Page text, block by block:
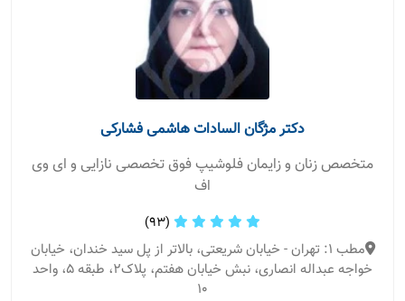
دکتر مژگان السادات هاشمی فشارکی
متخصص زنان و زایمان فلوشیپ فوق تخصصی نازایی و ای وی
اف
(93)
مطب 1: تهران - خیابان شریعتی، بالاتر از پل سید خندان، خیابان
خواجه عبداله انصاری، نبش خیابان هفتم، پلاک2، طبقه 5، واحد
10